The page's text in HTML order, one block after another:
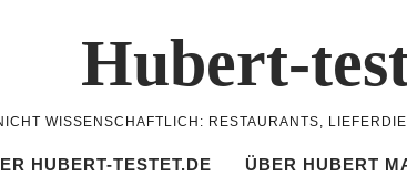
Hubert-
WISSENSCHAFTLICH: RESTAURANTS,
HUBERT-TESTET.DE ÜBER HUBERT